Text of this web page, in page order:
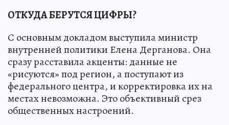
ОТКУДА БЕРУТСЯ ЦИФРЫ?
С основным докладом выступила министр
внутренней политики Елена Дерганова. Она
сразу расставила акценты: данные не
«рисуются» под регион, а поступают из
федерального центра, и корректировка их на
местах невозможна. Это объективный срез
общественных настроений.